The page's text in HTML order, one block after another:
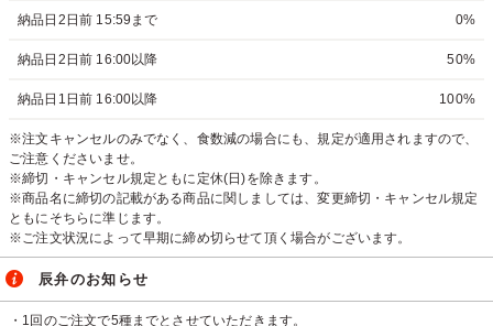
納品日2日前 15:59まで 0%
納品日2日前 16:00以降 50%
納品日1日前 16:00以降 100%
※注文キャンセルのみでなく、食数減の場合にも、規定が適用されますので、
ご注意くださいませ。
※締切・キャンセル規定ともに定休(日)を除きます。
※商品名に締切の記載がある商品に関しましては、変更締切・キャンセル規定
ともにそちらに準じます。
※ご注文状況によって早期に締め切らせて頂く場合がございます。
辰弁のお知らせ
・1回のご注文で5種までとさせていただきます。